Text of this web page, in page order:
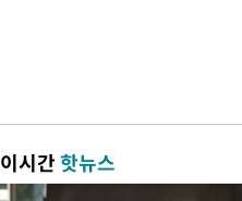
이시간핫뉴스